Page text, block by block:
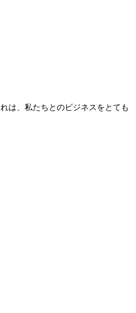
は、私たちとのビジネスをとても